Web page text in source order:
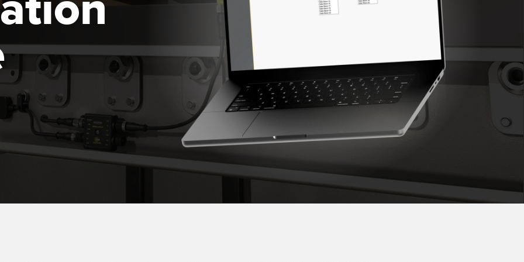
de Detección y
de Haz Ancho
Sensores de Monitoreo de
Condiciones
Wireless Condition
Monitoring Sensors
SOFTWARE
Banner Measurement Sensor Software
Software de Configuración para
Sensor GUI
TECNOLOGÍA
Sensors with IO-Link
RELACIONADOS
Presión